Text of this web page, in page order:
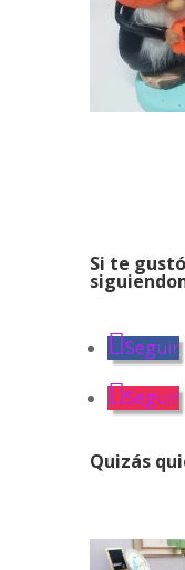
Si te
Seguir
Seguir
Quizás